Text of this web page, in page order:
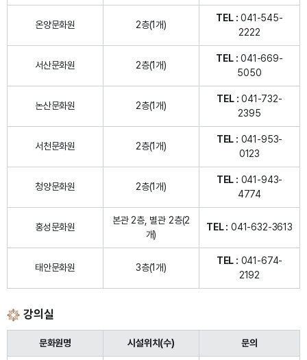
온양문화원 2층(1개)
TEL : 041-545-
2222
서산문화원 2층(1개)
TEL : 041-669-
5050
논산문화원 2층(1개)
TEL : 041-732-
2395
서천문화원 2층(1개)
TEL : 041-953-
0123
청양문화원 2층(1개)
TEL : 041-943-
4774
홍성문화원
본관 2층, 별관 2층(2
개)
TEL : 041-632-3613
태안문화원 3층(1개)
TEL : 041-674-
2192
강의실
문화원명 시설위치(수) 문의